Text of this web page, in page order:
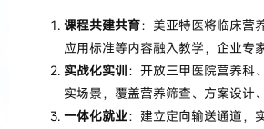
课程共建共育：美亚特医将临床营
应用标准等内容融入教学，企业专
实战化实训：开放三甲医院营养科
实场景，覆盖营养筛查、方案设计
一体化就业：建立定向输送通道，